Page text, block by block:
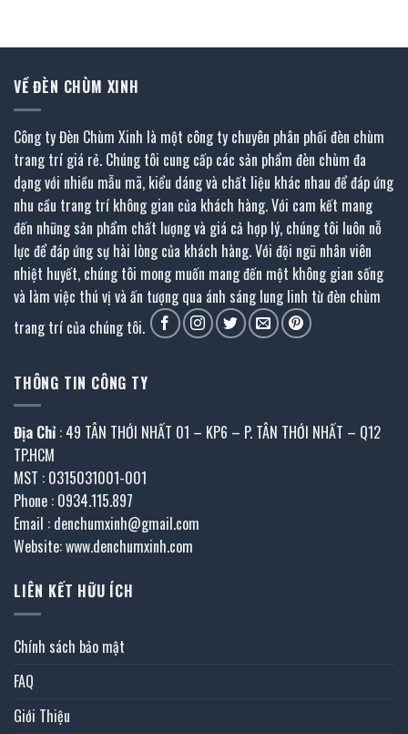
VỀ ĐÈN CHÙM XINH
Công ty Đèn Chùm Xinh là một công ty chuyên phân phối đèn chùm
trang trí giá rẻ. Chúng tôi cung cấp các sản phẩm đèn chùm đa
dạng với nhiều mẫu mã, kiểu dáng và chất liệu khác nhau để đáp ứng
nhu cầu trang trí không gian của khách hàng. Với cam kết mang
đến những sản phẩm chất lượng và giá cả hợp lý, chúng tôi luôn nỗ
lực để đáp ứng sự hài lòng của khách hàng. Với đội ngũ nhân viên
nhiệt huyết, chúng tôi mong muốn mang đến một không gian sống
và làm việc thú vị và ấn tượng qua ánh sáng lung linh từ đèn chùm
trang trí của chúng tôi.
THÔNG TIN CÔNG TY
Địa Chỉ : 49 TÂN THỚI NHẤT 01 – KP6 – P. TÂN THỚI NHẤT – Q12
TP.HCM
MST : 0315031001-001
Phone : 0934.115.897
Email : denchumxinh@gmail.com
Website: www.denchumxinh.com
LIÊN KẾT HỮU ÍCH
Chính sách bảo mật
FAQ
Giới Thiệu